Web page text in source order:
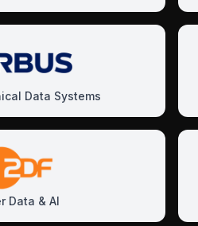
Data Systems
Data & AI